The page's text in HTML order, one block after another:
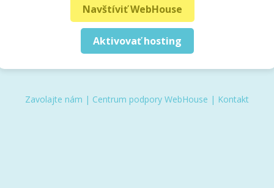
Navštíviť WebHouse
Aktivovať hosting
Zavolajte nám | Centrum podpory WebHouse | Kontakt